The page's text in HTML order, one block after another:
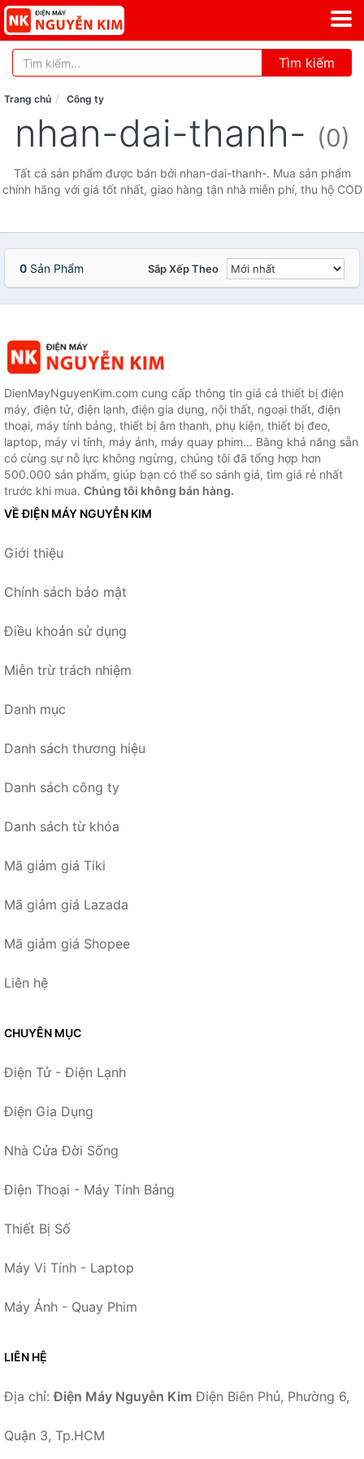
Tìm kiếm
Trang chủ Công ty
nhan-dai-thanh- (0)
Tất cả sản phẩm được bán bởi nhan-dai-thanh-. Mua sản phẩm
chính hãng với giá tốt nhất, giao hàng tận nhà miễn phí, thu hộ COD
0 Sản Phẩm Sắp Xếp Theo
DienMayNguyenKim.com cung cấp thông tin giá cả thiết bị điện
máy, điện tử, điện lạnh, điện gia dụng, nội thất, ngoại thất, điện
thoại, máy tính bảng, thiết bị âm thanh, phụ kiện, thiết bị đeo,
laptop, máy vi tính, máy ảnh, máy quay phim... Bằng khả năng sẵn
có cùng sự nỗ lực không ngừng, chúng tôi đã tổng hợp hơn
500.000 sản phẩm, giúp bạn có thể so sánh giá, tìm giá rẻ nhất
trước khi mua. Chúng tôi không bán hàng.
VỀ ĐIỆN MÁY NGUYỄN KIM
Giới thiệu
Chính sách bảo mật
Điều khoản sử dụng
Miễn trừ trách nhiệm
Danh mục
Danh sách thương hiệu
Danh sách công ty
Danh sách từ khóa
Mã giảm giá Tiki
Mã giảm giá Lazada
Mã giảm giá Shopee
Liên hệ
CHUYÊN MỤC
Điện Tử - Điện Lạnh
Điện Gia Dụng
Nhà Cửa Đời Sống
Điện Thoại - Máy Tính Bảng
Thiết Bị Số
Máy Vi Tính - Laptop
Máy Ảnh - Quay Phim
LIÊN HỆ
Địa chỉ:Điện Máy Nguyễn Kim Điện Biên Phủ, Phường 6,
Quận 3, Tp.HCM